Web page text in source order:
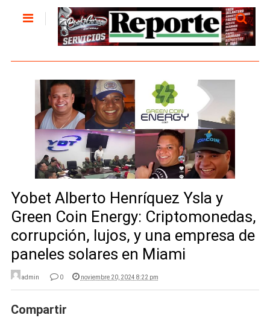
Yobet Alberto Henríquez Ysla y
Green Coin Energy: Criptomonedas,
corrupción, lujos, y una empresa de
paneles solares en Miami
admin 0 noviembre 20, 2024 8:22 pm
Compartir